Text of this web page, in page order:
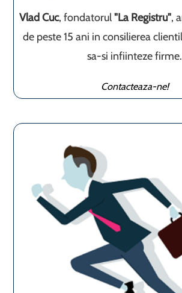
Vlad Cuc, fondatorul"La Registru",
de peste 15 ani in consilierea
sa-si infiinteze firme.
Contacteaza-ne!